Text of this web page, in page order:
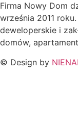
Firma Nowy Dom
września 2011
deweloperskie i
domów,
© Design by